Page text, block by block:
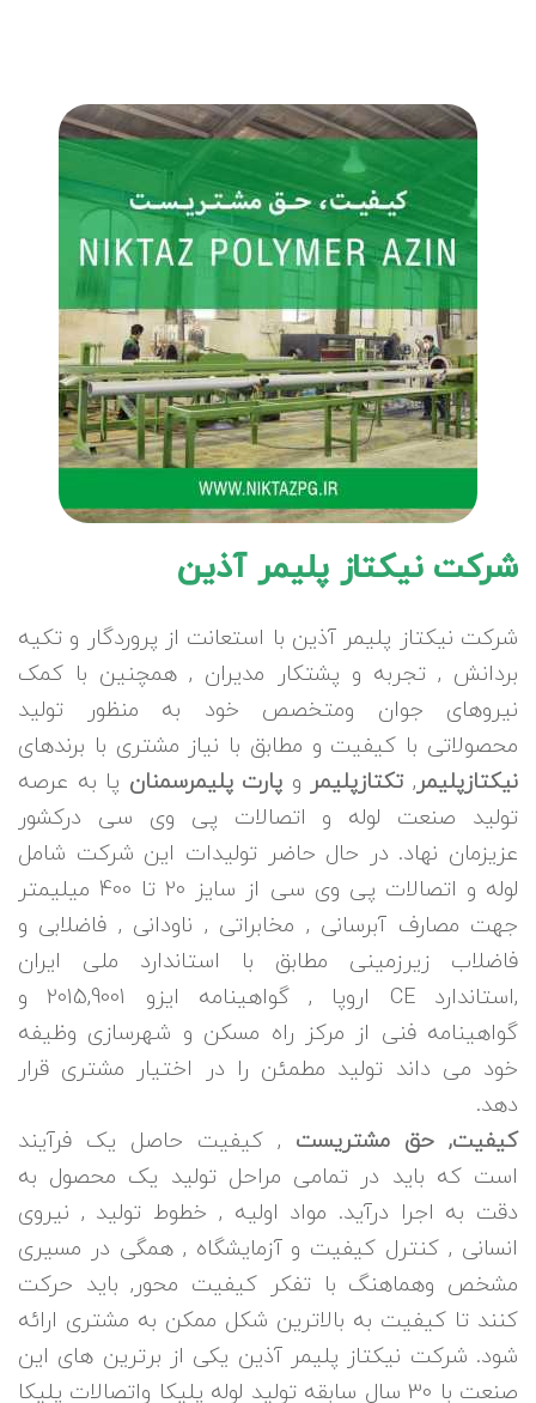
شرکت نیکتاز پلیمر آذین
شرکت نیکتاز پلیمر آذین با استعانت از پروردگار و تکیه
بردانش , تجربه و پشتکار مدیران , همچنین با کمک
نیروهای جوان ومتخصص خود به منظور تولید
محصولاتی با کیفیت و مطابق با نیاز مشتری با برندهای
نیکتازپلیمر,تکتازپلیمر و پارت پلیمرسمنان پا به عرصه
تولید صنعت لوله و اتصالات پی وی سی درکشور
عزیزمان نهاد. در حال حاضر تولیدات این شرکت شامل
لوله و اتصالات پی وی سی از سایز 20 تا 400 میلیمتر
جهت مصارف آبرسانی , مخابراتی , ناودانی , فاضلابی و
فاضلاب زیرزمینی مطابق با استاندارد ملی ایران
,استاندارد CE اروپا , گواهینامه ایزو 2015,9001 و
گواهینامه فنی از مرکز راه مسکن و شهرسازی وظیفه
خود می داند تولید مطمئن را در اختیار مشتری قرار
دهد.
کیفیت, حق مشتریست , کیفیت حاصل یک فرآیند
است که باید در تمامی مراحل تولید یک محصول به
دقت به اجرا درآید. مواد اولیه , خطوط تولید , نیروی
انسانی , کنترل کیفیت و آزمایشگاه , همگی در مسیری
مشخص وهماهنگ با تفکر کیفیت محور, باید حرکت
کنند تا کیفیت به بالاترین شکل ممکن به مشتری ارائه
شود. شرکت نیکتاز پلیمر آذین یکی از برترین های این
صنعت با 30 سال سابقه تولید لوله پلیکا واتصالات پلیکا